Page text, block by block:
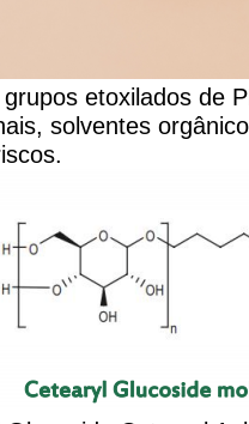
etoxilados de
solventes